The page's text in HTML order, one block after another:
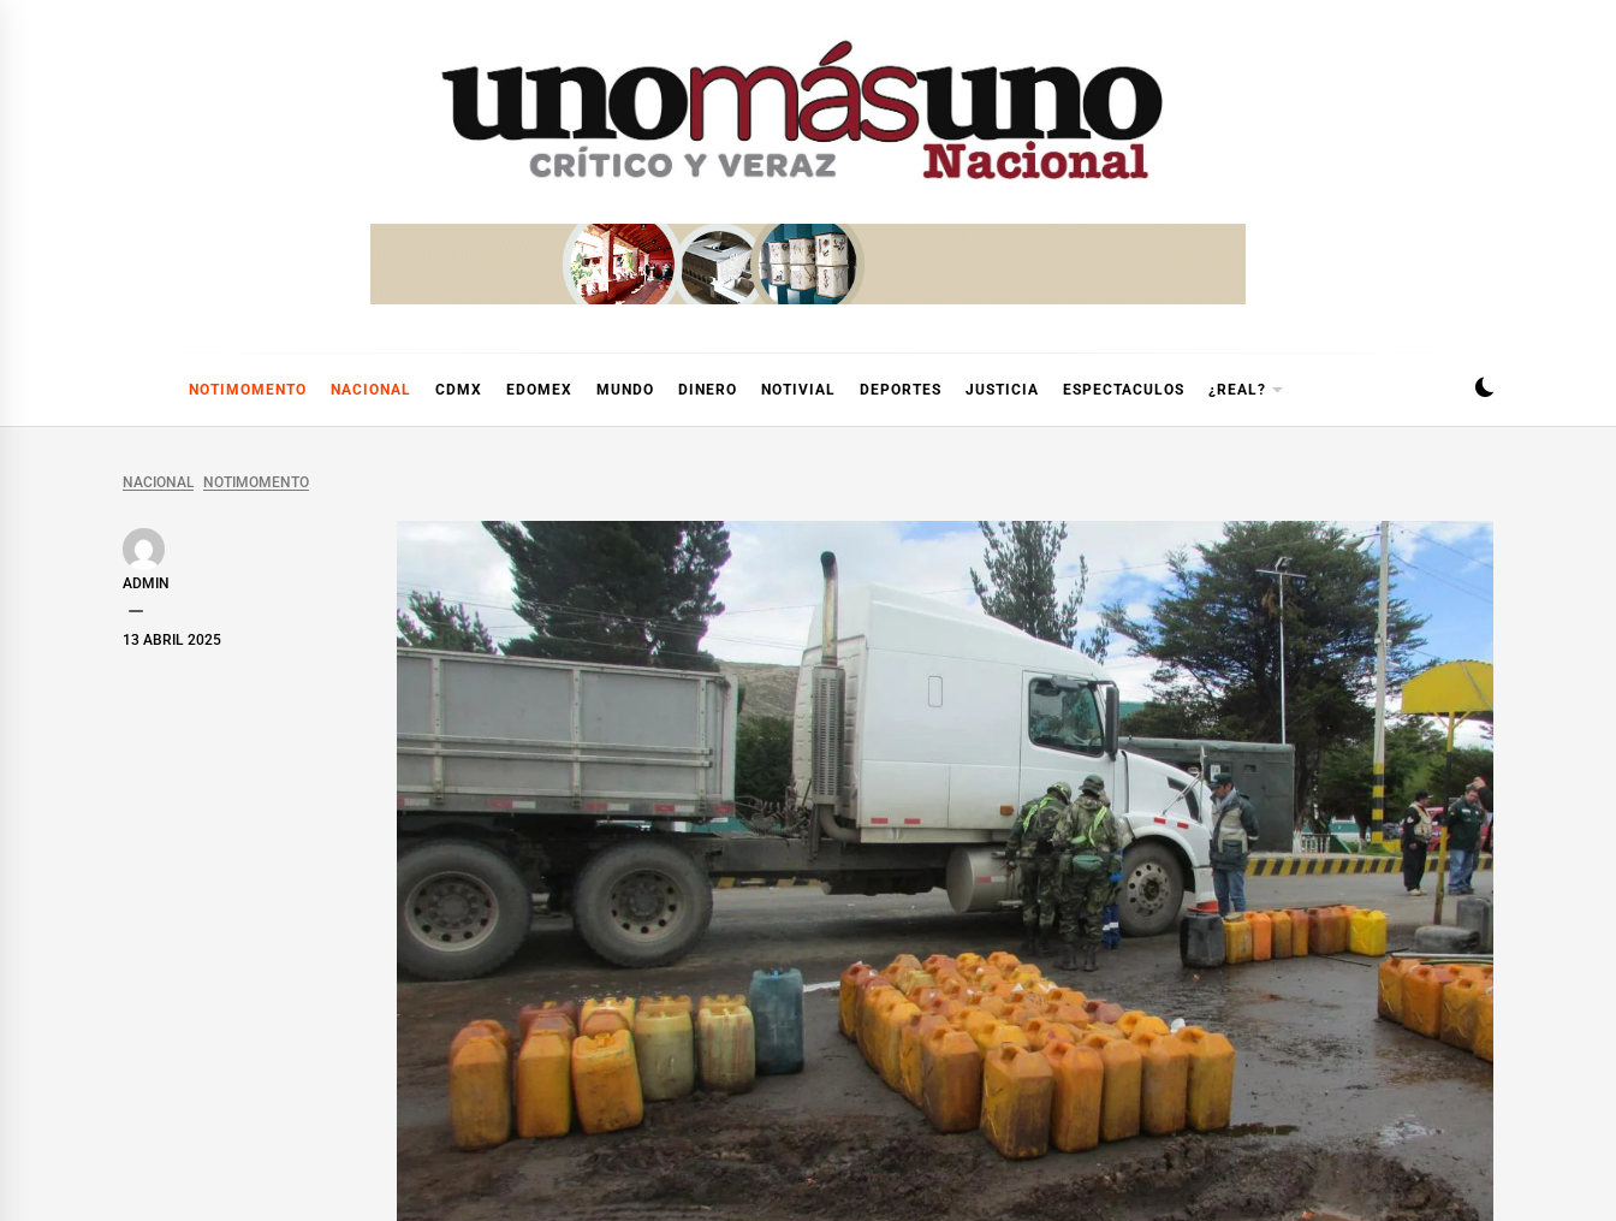
NOTIMOMENTO NACIONAL CDMX EDOMEX MUNDO DINERO NOTIVIAL DEPORTES JUSTICIA ESPECTACULOS ¿REAL?
NACIONAL NOTIMOMENTO
ADMIN
13 ABRIL 2025